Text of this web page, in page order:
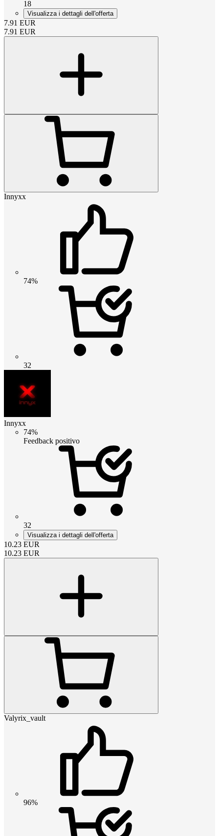
18
Visualizza i dettagli dell'offerta
7.91 EUR
7.91 EUR
Innyxx
74%
32
Innyxx
74%
Feedback positivo
32
Visualizza i dettagli dell'offerta
10.23 EUR
10.23 EUR
Valyrix_vault
96%